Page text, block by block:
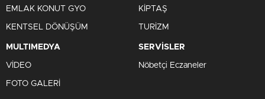
EMLAK KONUT GYO
KENTSEL DÖNÜŞÜM
KİPTAŞ
TURİZM
MULTIMEDYA
VİDEO
FOTO GALERİ
SERVİSLER
Nöbetçi Eczaneler